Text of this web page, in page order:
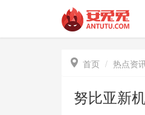
 首页 热点资
努比亚新